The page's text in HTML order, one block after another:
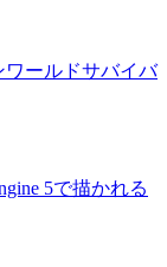
ワールドサバイバ
5で描かれる